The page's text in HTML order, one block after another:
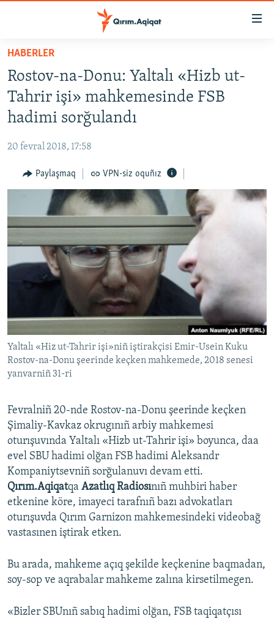
Esas
qaytmaq
Baş
navigatsiyağa
qaytmaq
Qıdıruvğa
SİYASET
İQTİSADİYAT
MEDENİYET
İNSAN AQLARI
SÜRET
BLOGLAR
FİKİR
Українською
QOŞULIÑIZ!
RFE/RS bütün saytları
HABERLER
Rostov-na-Donu: Yaltalı «Hizb ut-
Tahrir işi» mahkemesinde FSB
hadimi sorğulandı
20 fevral 2018, 17:58
Paylaşmaq VPN-siz oquñız
Yaltalı «Hiz ut-Tahrir işi»niñ iştirakçisi Emir-Usein Kuku
Rostov-na-Donu şeerinde keçken mahkemede, 2018 senesi
yanvarniñ 31-ri
Fevralniñ 20-nde Rostov-na-Donu şeerinde keçken
Şimaliy-Kavkaz okrugınıñ arbiy mahkemesi
oturışuvında Yaltalı «Hizb ut-Tahrir işi» boyunca, daa
evel SBU hadimi olğan FSB hadimi Aleksandr
Kompaniytsevniñ sorğulanuvı devam etti.
Qırım.Aqiqatqa Azatlıq Radiosınıñ muhbiri haber
etkenine köre, imayeci tarafnıñ bazı advokatları
oturışuvda Qırım Garnizon mahkemesindeki videobağ
vastasınen iştirak etken.
Bu arada, mahkeme açıq şekilde keçkenine baqmadan,
soy-sop ve aqrabalar mahkeme zalına kirsetilmegen.
«Bizler SBUnıñ sabıq hadimi olğan, FSB taqiqatçısı